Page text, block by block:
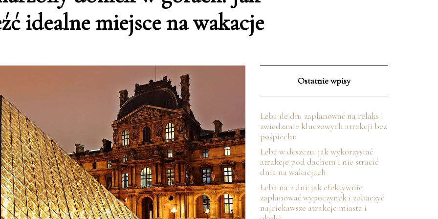
idealne miejsce na wakacje
Ostatnie wpisy
Łeba ile dni zaplanować na relaks i
zwiedzanie kluczowych atrakcji bez
pośpiechu
Łeba w deszczu: jak wykorzystać
atrakcje pod dachem i nie stracić
dnia na wakacjach
Łeba na 2 dni: jak efektywnie
zaplanować wypoczynek i zobaczyć
najciekawsze atrakcje miasta i